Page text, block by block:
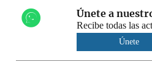
Únete a
Recibe todas las
Únete